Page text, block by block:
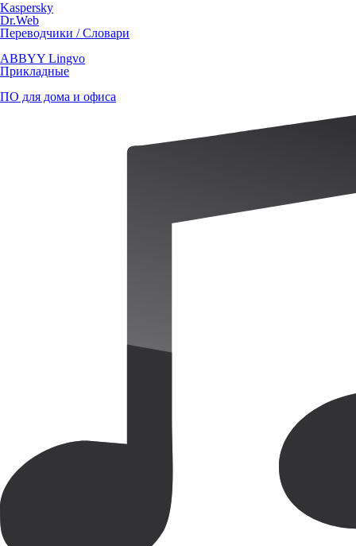
Kaspersky
Dr.Web
Переводчики / Словари
ABBYY Lingvo
Прикладные
ПО для дома и офиса